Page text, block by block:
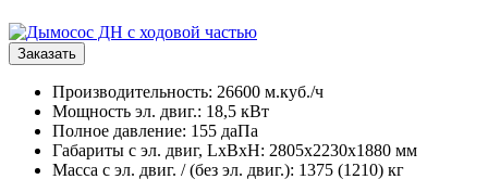
Заказать
Производительность: 26600 м.куб./ч
Мощность эл. двиг.: 18,5 кВт
Полное давление: 155 даПа
Габариты с эл. двиг, LxBxH: 2805х2230х1880 мм
Масса с эл. двиг. / (без эл. двиг.): 1375 (1210) кг